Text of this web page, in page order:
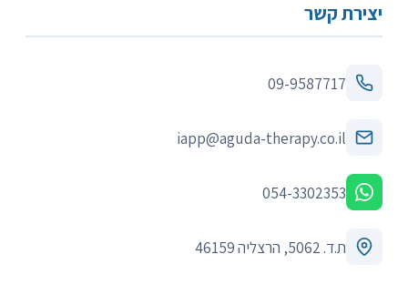
יצירת קשר
09-9587717
iapp@aguda-therapy.co.il
054-3302353
ת.ד. 5062, הרצליה 46159